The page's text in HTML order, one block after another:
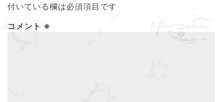
付いている欄は必須項目です
コメント ※